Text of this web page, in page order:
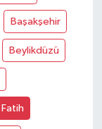
Başakşehir
Beylikdüzü
Fatih